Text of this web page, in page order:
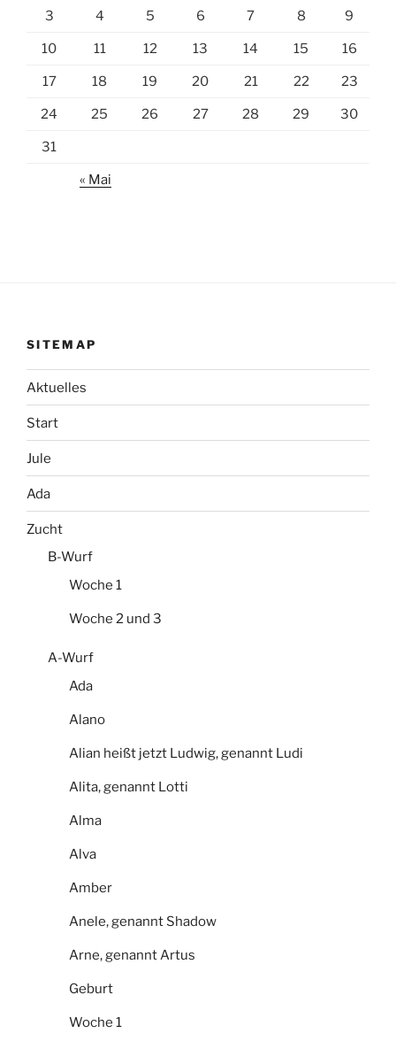
3 4 5 6 7 8 9
10 11 12 13 14 15 16
17 18 19 20 21 22 23
24 25 26 27 28 29 30
31
« Mai
SITEMAP
Aktuelles
Start
Jule
Ada
Zucht
B-Wurf
Woche 1
Woche 2 und 3
A-Wurf
Ada
Alano
Alian heißt jetzt Ludwig, genannt Ludi
Alita, genannt Lotti
Alma
Alva
Amber
Anele, genannt Shadow
Arne, genannt Artus
Geburt
Woche 1